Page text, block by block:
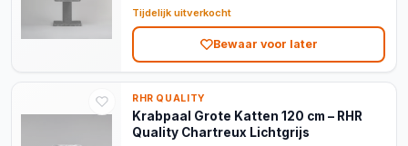
Tijdelijk uitverkocht
Bewaar voor later
RHR QUALITY
Krabpaal Grote Katten 120 cm – RHR
Quality Chartreux Lichtgrijs